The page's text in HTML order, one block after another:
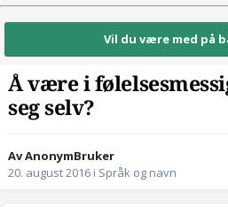
Vil du være med på
Å være i
seg selv?
Av AnonymBruker
20. august 2016 i Språk og navn